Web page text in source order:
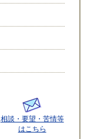
相談・要望・苦情等
はこちら